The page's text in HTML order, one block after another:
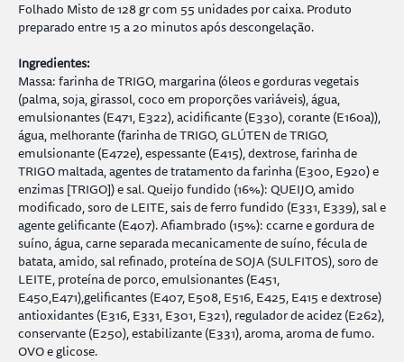
Folhado Misto de 128 gr com 55 unidades por caixa. Produto
preparado entre 15 a 20 minutos após descongelação.
Ingredientes:
Massa: farinha de TRIGO, margarina (óleos e gorduras vegetais
(palma, soja, girassol, coco em proporções variáveis), água,
emulsionantes (E471, E322), acidificante (E330), corante (E160a)),
água, melhorante (farinha de TRIGO, GLÚTEN de TRIGO,
emulsionante (E472e), espessante (E415), dextrose, farinha de
TRIGO maltada, agentes de tratamento da farinha (E300, E920) e
enzimas [TRIGO]) e sal. Queijo fundido (16%): QUEIJO, amido
modificado, soro de LEITE, sais de ferro fundido (E331, E339), sal e
agente gelificante (E407). Afiambrado (15%): ccarne e gordura de
suíno, água, carne separada mecanicamente de suíno, fécula de
batata, amido, sal refinado, proteína de SOJA (SULFITOS), soro de
LEITE, proteína de porco, emulsionantes (E451,
E450,E471),gelificantes (E407, E508, E516, E425, E415 e dextrose)
antioxidantes (E316, E331, E301, E321), regulador de acidez (E262),
conservante (E250), estabilizante (E331), aroma, aroma de fumo.
OVO e glicose.